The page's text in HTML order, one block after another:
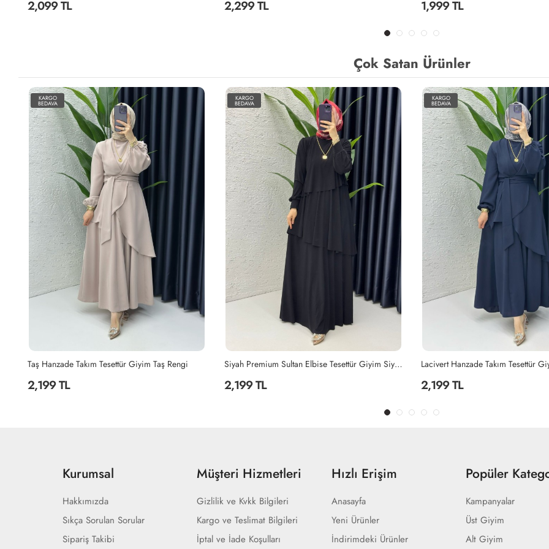
2,299 TL 1,999 TL 2,299 TL
Çok Satan Ürünler
KARGO
BEDAVA
2,199 TL
KARGO
BEDAVA
Lacivert Hanzade Takım Tesettür Giyim Lacivert
2,199 TL
KARGO
BEDAVA
Siyah Ayperi Elbise Tesettür Giyim
1,499 TL
Kurumsal
Hakkımızda
Sıkça Sorulan Sorular
Sipariş Takibi
Müşteri Hizmetleri
Gizlilik ve Kvkk Bilgileri
Kargo ve Teslimat Bilgileri
İptal ve İade Koşulları
Hızlı Erişim
Anasayfa
Yeni Ürünler
İndirimdeki Ürünler
Popüler
Kampanyalar
Üst Giyim
Alt Giyim